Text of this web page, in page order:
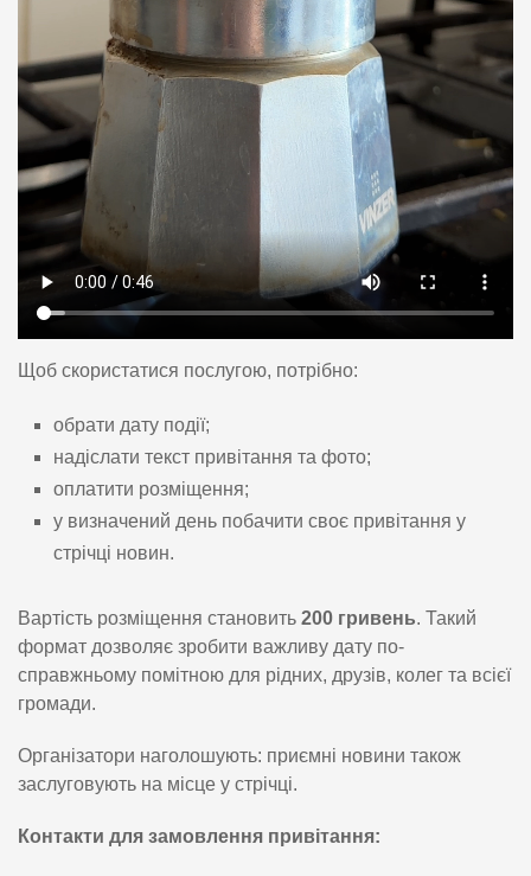
Щоб скористатися послугою, потрібно:
обрати дату події;
надіслати текст привітання та фото;
оплатити розміщення;
у визначений день побачити своє привітання у
стрічці новин.
Вартість розміщення становить 200 гривень. Такий
формат дозволяє зробити важливу дату по-
справжньому помітною для рідних, друзів, колег та всієї
громади.
Організатори наголошують: приємні новини також
заслуговують на місце у стрічці.
Контакти для замовлення привітання: